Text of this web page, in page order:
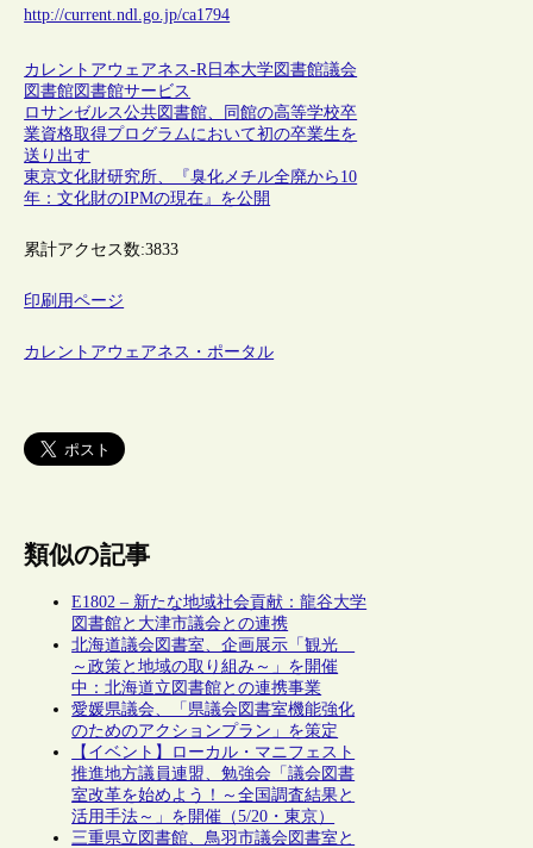
http://current.ndl.go.jp/ca1794
カレントアウェアネス-R 日本大学図書館議会
図書館図書館サービス
ロサンゼルス公共図書館、同館の高等学校卒
業資格取得プログラムにおいて初の卒業生を
送り出す
東京文化財研究所、『臭化メチル全廃から10
年：文化財のIPMの現在』を公開
累計アクセス数:3833
印刷用ページ
カレントアウェアネス・ポータル
類似の記事
E1802 – 新たな地域社会貢献：龍谷大学
図書館と大津市議会との連携
北海道議会図書室、企画展示「観光
～政策と地域の取り組み～」を開催
中：北海道立図書館との連携事業
愛媛県議会、「県議会図書室機能強化
のためのアクションプラン」を策定
【イベント】ローカル・マニフェスト
推進地方議員連盟、勉強会「議会図書
室改革を始めよう！～全国調査結果と
活用手法～」を開催（5/20・東京）
三重県立図書館、鳥羽市議会図書室と